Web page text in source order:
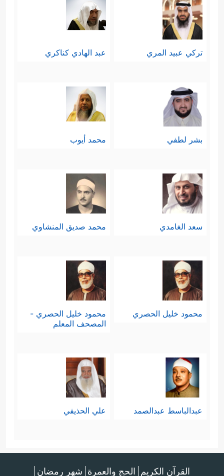
تركي عبيد المري عبد الهادي كناكري
بشر لطفي محمد أيوب
سعد الغامدي محمد صديق المنشاوي
محمود خليل الحصري
محمود خليل الحصري -
المصحف المعلم
عبدالباسط عبدالصمد علي الحذيفي
القرآن الكريم الحج والعمرة شهر رمضان